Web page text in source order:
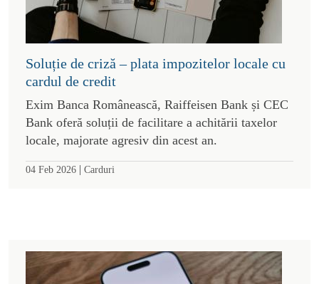
Soluție de criză – plata impozitelor locale cu
cardul de credit
Exim Banca Românească, Raiffeisen Bank și CEC
Bank oferă soluții de facilitare a achitării taxelor
locale, majorate agresiv din acest an.
04 Feb 2026 | Carduri